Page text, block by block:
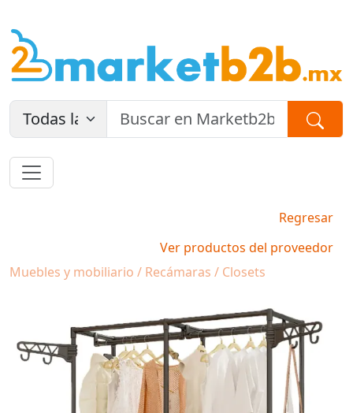
Regresar
Ver productos del proveedor
Muebles y mobiliario / Recámaras / Closets